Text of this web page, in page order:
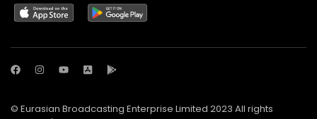
© Eurasian Broadcasting Enterprise Limited 2023 All rights